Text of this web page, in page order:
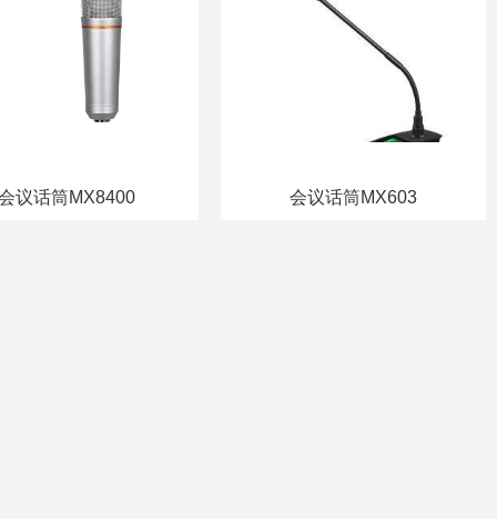
议话筒MX8400 会议话筒MX603